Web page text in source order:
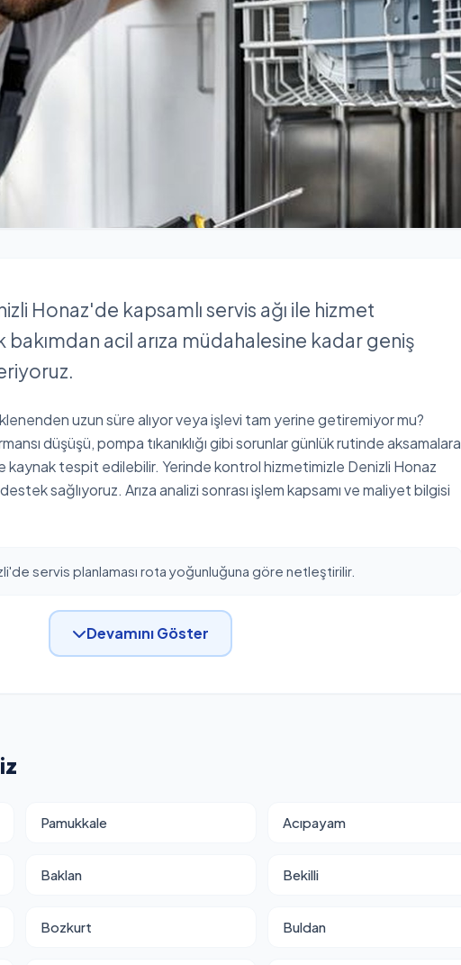
Honaz'de kapsamlı servis ağı ile hizmet
acil arıza müdahalesine kadar geniş
uzun süre alıyor veya işlevi tam yerine getiremiyor mu?
düşüşü, pompa tıkanıklığı gibi sorunlar günlük rutinde aksamalara
kaynak tespit edilebilir. Yerinde kontrol hizmetimizle Denizli Honaz
destek sağlıyoruz. Arıza analizi sonrası işlem kapsamı ve maliyet bilgisi
servis planlaması rota yoğunluğuna göre netleştirilir.
Devamını Göster
Pamukkale Acıpayam
Baklan Bekilli
Bozkurt Buldan